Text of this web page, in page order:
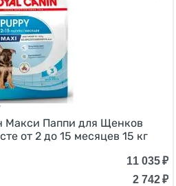
Макси Паппи для Щенков
от 2 до 15 месяцев 15 кг
11 035₽
2 742₽